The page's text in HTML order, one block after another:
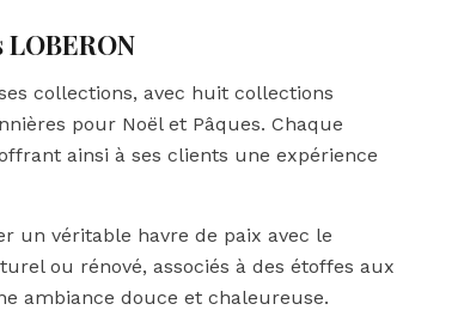
collections, avec huit collections
pour Noël et Pâques. Chaque
ainsi à ses clients une expérience
un véritable havre de paix avec le
ou rénové, associés à des étoffes aux
ambiance douce et chaleureuse.